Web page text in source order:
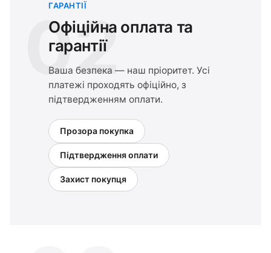
02
ГАРАНТІЇ
Офіційна оплата та
гарантії
Ваша безпека — наш пріоритет. Усі
платежі проходять офіційно, з
підтвердженням оплати.
Прозора покупка
Підтвердження оплати
Захист покупця